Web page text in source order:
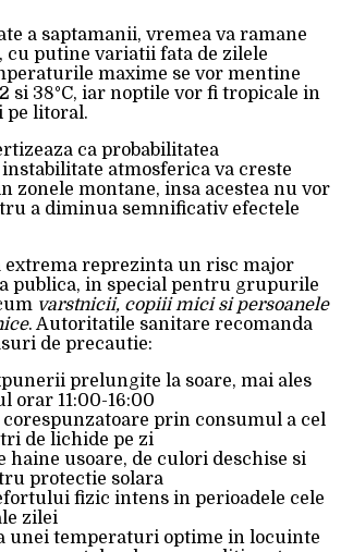
a saptamanii, vremea va ramane
, cu putine variatii fata de zilele
maxime se vor mentine
si 38°C, iar noptile vor fi tropicale in
pe litoral.
ca probabilitatea
atmosferica va creste
zonele montane, insa acestea nu vor
a diminua semnificativ efectele
extrema reprezinta un risc major
publica, in special pentru grupurile
varstnicii, copiii mici si persoanele
. Autoritatile sanitare recomanda
de precautie:
prelungite la soare, mai ales
orar 11:00-16:00
prin consumul a cel
de lichide pe zi
haine usoare, de culori deschise si
protectie solara
fizic intens in perioadele cele
zilei
unei temperaturi optime in locuinte